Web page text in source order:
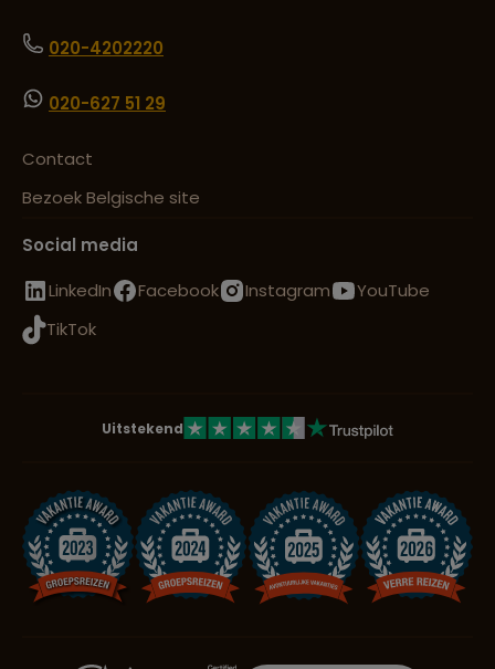
020-4202220
020-627 51 29
Contact
Bezoek Belgische site
Social media
LinkedIn
Facebook Instagram
YouTube
TikTok
Uitstekend